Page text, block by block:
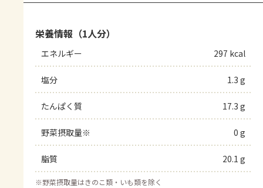
栄養情報（1人分）
エネルギー 297 kcal
塩分 1.3 g
たんぱく質 17.3 g
野菜摂取量※ 0 g
脂質 20.1 g
※野菜摂取量はきのこ類・いも類を除く